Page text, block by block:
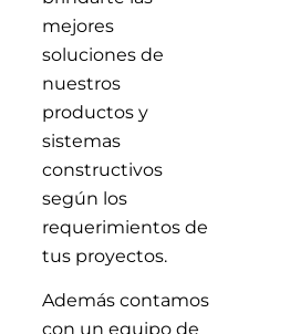
mejores
soluciones de
nuestros
productos y
sistemas
constructivos
según los
requerimientos de
tus proyectos.
Además contamos
con un equipo de